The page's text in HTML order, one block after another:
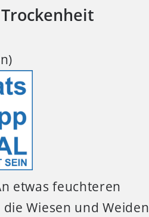
etwas feuchteren
Wiesen und Weiden